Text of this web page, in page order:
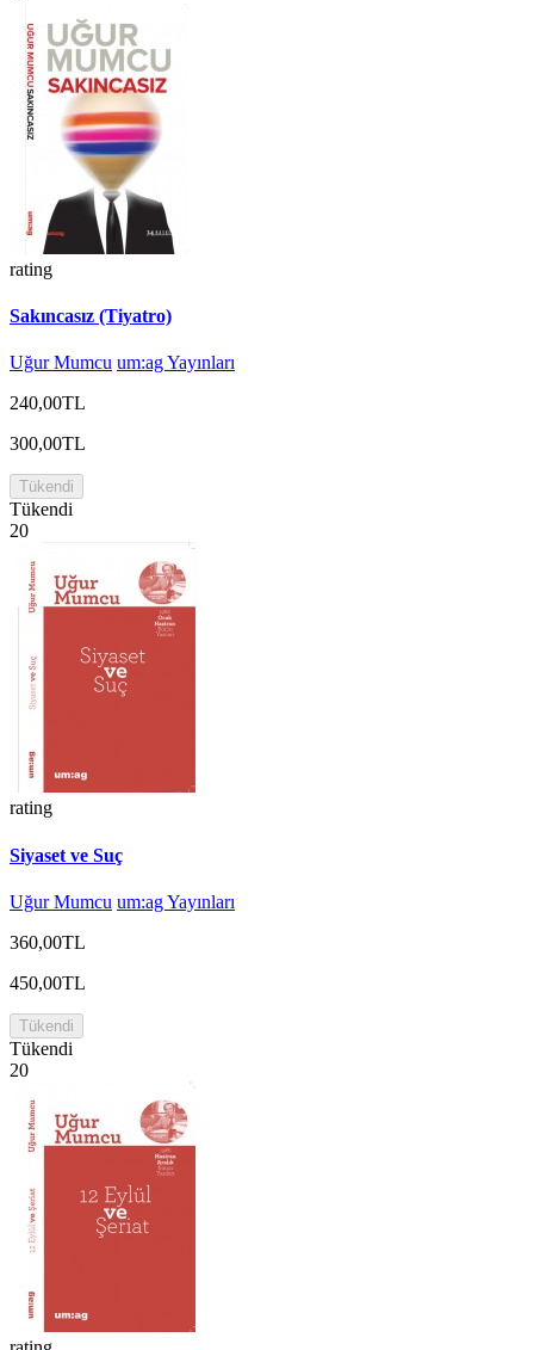
rating
Sakıncasız (Tiyatro)
Uğur Mumcu um:ag Yayınları
240,00TL
300,00TL
Tükendi
Tükendi
20
rating
Siyaset ve Suç
Uğur Mumcu um:ag Yayınları
360,00TL
450,00TL
Tükendi
Tükendi
20